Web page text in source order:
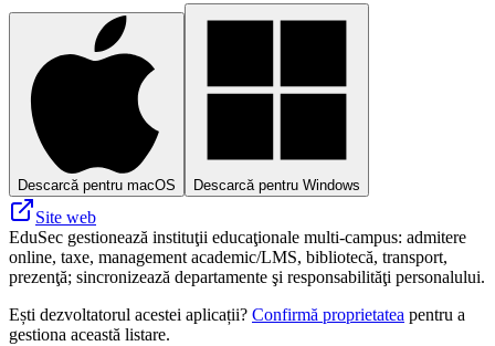
Descarcă pentru macOS Descarcă pentru Windows
Site web
EduSec gestionează instituţii educaţionale multi-campus: admitere
online, taxe, management academic/LMS, bibliotecă, transport,
prezenţă; sincronizează departamente şi responsabilităţi personalului.
Ești dezvoltatorul acestei aplicații? Confirmă proprietatea pentru a
gestiona această listare.